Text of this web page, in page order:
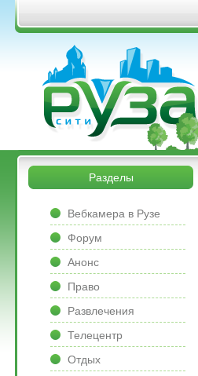
Перейти к основному содержанию
&bsps;
&bsps;
Разделы
Вебкамера в Рузе
Форум
Анонс
Право
Развлечения
Телецентр
Отдых